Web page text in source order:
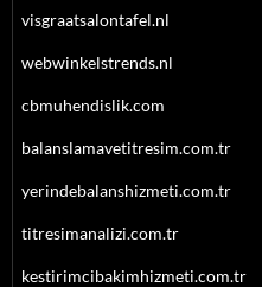
visgraatsalontafel.nl
webwinkelstrends.nl
cbmuhendislik.com
balanslamavetitresim.com.tr
yerindebalanshizmeti.com.tr
titresimanalizi.com.tr
kestirimcibakimhizmeti.com.tr